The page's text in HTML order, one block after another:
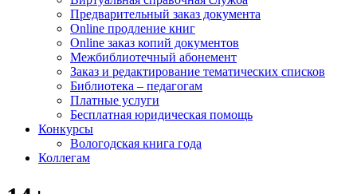
Предварительный заказ документа
Online продление книг
Online заказ копий документов
Межбиблиотечный абонемент
Заказ и редактирование тематических списков
Библиотека – педагогам
Платные услуги
Бесплатная юридическая помощь
Конкурсы
Вологодская книга года
Коллегам